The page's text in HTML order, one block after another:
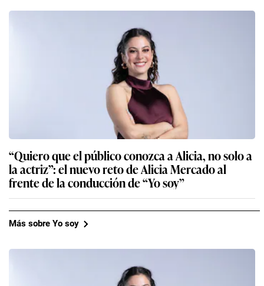
“Quiero que el público conozca a Alicia, no solo a
la actriz”: el nuevo reto de Alicia Mercado al
frente de la conducción de “Yo soy”
Más sobre Yo soy